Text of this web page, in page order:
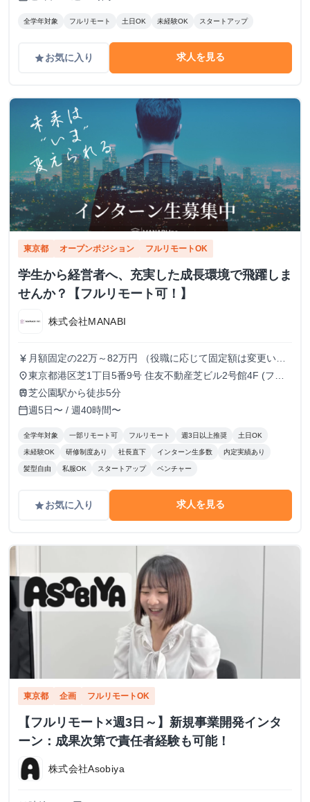
全学年対象 フルリモート 土日OK 未経験OK スタートアップ
gradeお気に入り 求人を見る
東京都 オープンポジション フルリモートOK
学生から経営者へ、充実した成長環境で飛躍しま
せんか？【フルリモート可！】
株式会社MANABI
currency_yen 月額固定の22万～82万円 （役職に応じて固定額は変更いた
します）
place東京都港区芝1丁目5番9号 住友不動産芝ビル2号館4F (フル
リモート/出勤は自由です)
train芝公園駅から徒歩5分
calendar_today週5日〜 / 週40時間〜
全学年対象 一部リモート可 フルリモート 週3日以上推奨 土日OK
未経験OK 研修制度あり 社長直下 インターン生多数 内定実績あり
髪型自由 私服OK スタートアップ ベンチャー
gradeお気に入り 求人を見る
東京都 企画 フルリモートOK
【フルリモート×週3日～】新規事業開発インタ
ーン：成果次第で責任者経験も可能！
株式会社Asobiya